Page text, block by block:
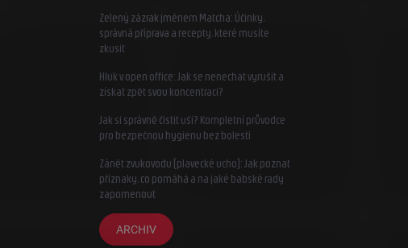
Zelený zázrak jménem Matcha: Účinky,
správná příprava a recepty, které musíte
zkusit
Hluk v open office: Jak se nenechat vyrušit a
získat zpět svou koncentraci?
Jak si správně čistit uši? Kompletní průvodce
pro bezpečnou hygienu bez bolesti
Zánět zvukovodu (plavecké ucho): Jak poznat
příznaky, co pomáhá a na jaké babské rady
zapomenout
ARCHIV